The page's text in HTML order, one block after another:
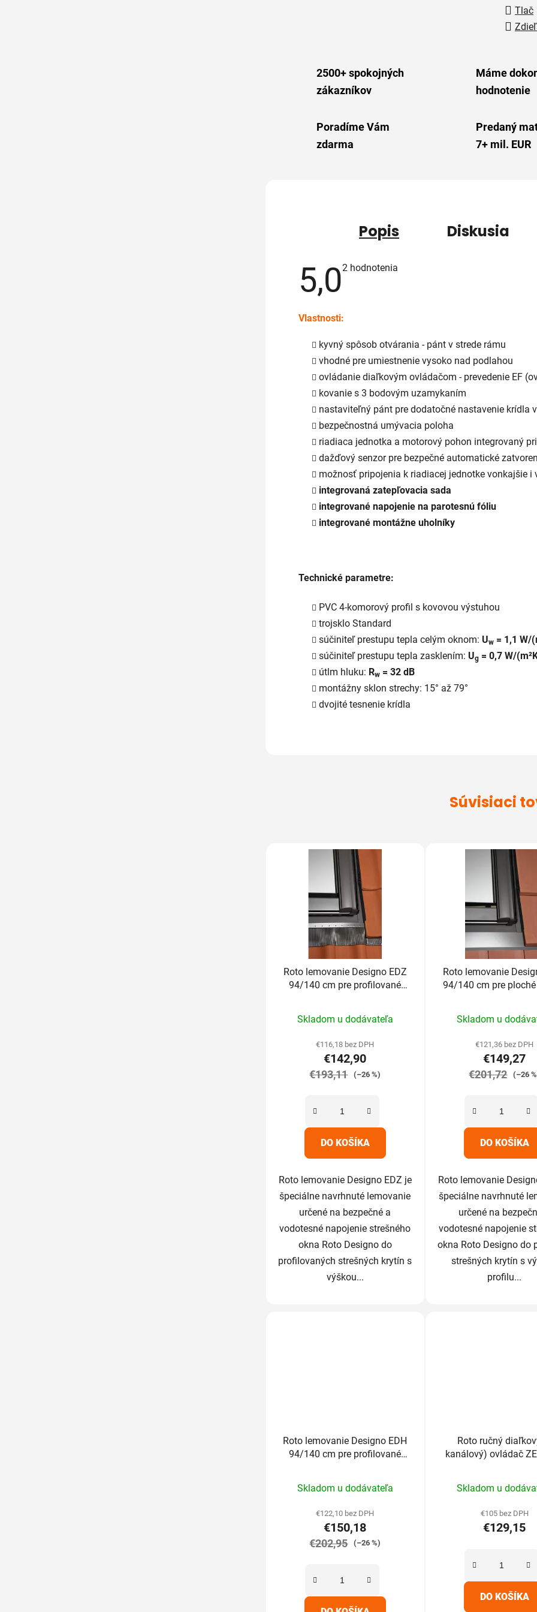
Tlač
2500+ spokojných
zákazníkov
Máme
hodnotenie
Poradíme Vám
zdarma
Predaný
7+ mil. EUR
Popis Diskusia
5,0Priemerné
z
5
2 hodnotenia
Vlastnosti:
kyvný spôsob otvárania - pánt v strede rámu
vhodné pre umiestnenie vysoko nad podlahou
ovládanie diaľkovým ovládačom - prevedenie EF
kovanie s 3 bodovým uzamykaním
nastaviteľný pánt pre dodatočné nastavenie krídla
bezpečnostná umývacia poloha
riadiaca jednotka a motorový pohon integrovaný
dažďový senzor pre bezpečné automatické
možnosť pripojenia k riadiacej jednotke vonkajšie i
integrovaná zatepľovacia sada
integrované napojenie na parotesnú fóliu
integrované montážne uholníky
Technické parametre:
PVC 4-komorový profil s kovovou výstuhou
trojsklo Standard
súčiniteľ prestupu tepla celým oknom: Uw = 1,1 W/
súčiniteľ prestupu tepla zasklením: Ug = 0,7 W/
útlm hluku: Rw = 32 dB
montážny sklon strechy: 15° až 79°
dvojité tesnenie krídla
Súvisiaci
Roto lemovanie Designo EDZ
94/140 cm pre profilované
hodnotenie
produktu
je
5,0
Skladom u dodávateľa
€116,18 bez DPH
€142,90
€193,11 (–26 %)
DO KOŠÍKA
Roto lemovanie Designo EDZ je
špeciálne navrhnuté lemovanie
určené na bezpečné a
vodotesné napojenie strešného
okna Roto Designo do
profilovaných strešných krytín s
výškou...
Roto lemovanie
94/140 cm pre
produktu
je
5,0
Skladom u
€121,36 bez DPH
€149,27
€201,72 (–26
DO KOŠÍKA
Roto lemovanie
špeciálne navrhnuté
určené na
vodotesné napojenie
okna Roto Designo do
strešných krytín s
profilu...
Roto lemovanie Designo EDH
94/140 cm pre profilované
hodnotenie
produktu
je
5,0
Skladom u dodávateľa
€122,10 bez DPH
€150,18
€202,95 (–26 %)
Roto ručný
kanálový) ovládač
produktu
je
Skladom u
€105 bez DPH
€129,15
DO KOŠÍKA